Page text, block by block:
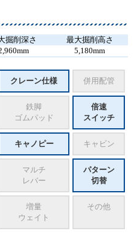
掘削深さ
最大掘削高さ
5,180mm
クレーン仕様 併用配管
鉄脚
ゴムパッド
倍速
スイッチ
キャノピー キャビン
マルチ
レバー
パターン
切替
増量
ウェイト
その他